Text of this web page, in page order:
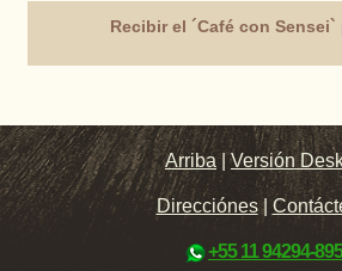
Recibir el ´Café con Sensei`
Arriba |Versión
Direcciónes|
+55 11 94294-